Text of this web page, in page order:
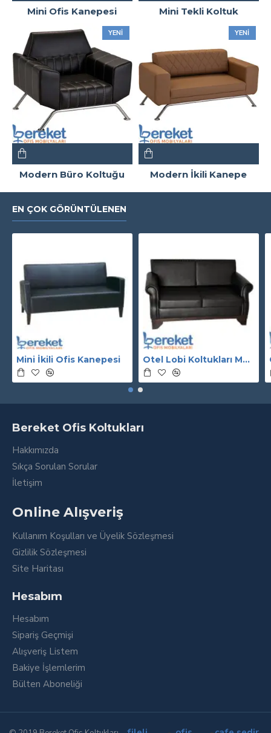
Mini Ofis Kanepesi Mini Tekli Koltuk
YENI
Modern Büro Koltuğu
YENI
Modern İkili Kanepe
EN ÇOK GÖRÜNTÜLENEN
Mini İkili Ofis Kanepesi Otel Lobi Koltukları Modelleri
Bereket Ofis Koltukları
Hakkımızda
Sıkça Sorulan Sorular
İletişim
Online Alışveriş
Kullanım Koşulları ve Üyelik Sözleşmesi
Gizlilik Sözleşmesi
Site Haritası
Hesabım
Hesabım
Sipariş Geçmişi
Alışveriş Listem
Bakiye İşlemlerim
Bülten Aboneliği